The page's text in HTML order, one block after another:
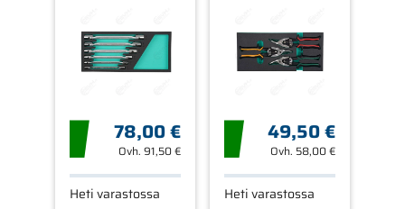
78,00 €
Ovh. 91,50 €
Heti varastossa
49,50 €
Ovh. 58,00 €
Heti varastossa